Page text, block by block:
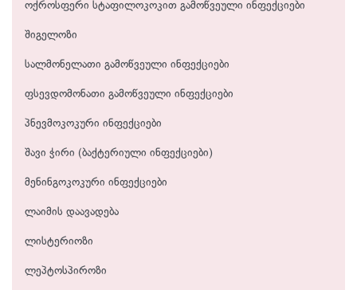
ოქროსფერი სტაფილოკოკით გამოწვეული ინფექციები
შიგელოზი
სალმონელათი გამოწვეული ინფექციები
ფსევდომონათი გამოწვეული ინფექციები
პნევმოკოკური ინფექციები
შავი ჭირი (ბაქტერიული ინფექციები)
მენინგოკოკური ინფექციები
ლაიმის დაავადება
ლისტერიოზი
ლეპტოსპიროზი